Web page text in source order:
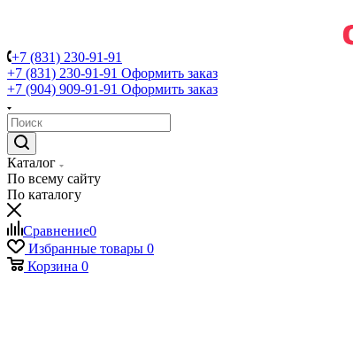
+7 (831) 230-91-91
+7 (831) 230-91-91 Оформить заказ
+7 (904) 909-91-91 Оформить заказ
Каталог
По всему сайту
По каталогу
Сравнение0
Избранные товары 0
Корзина 0